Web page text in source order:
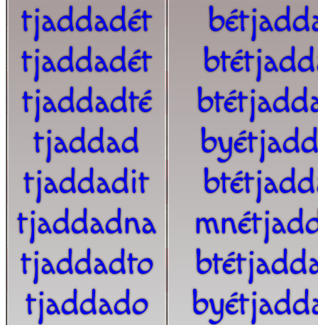
tjaddadét
tjaddadét
tjaddadté
tjaddad
tjaddadit
tjaddadna
tjaddadto
tjaddado